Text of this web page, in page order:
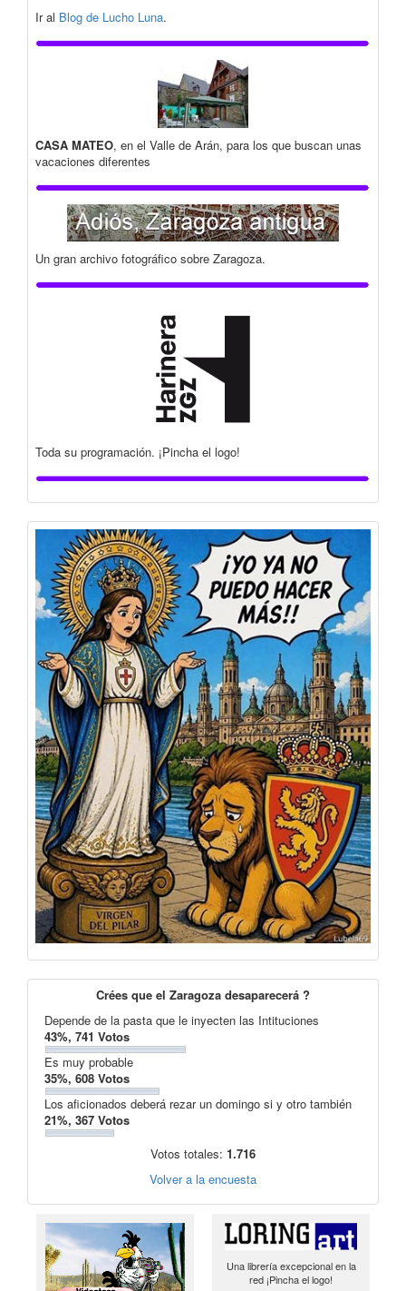
Ir al Blog de Lucho Luna.
CASA MATEO, en el Valle de Arán, para los que buscan unas
vacaciones diferentes
Un gran archivo fotográfico sobre Zaragoza.
Toda su programación. ¡Pincha el logo!
Crées que el Zaragoza desaparecerá ?
Depende de la pasta que le inyecten las Intituciones
43%, 741 Votos
Es muy probable
35%, 608 Votos
Los aficionados deberá rezar un domingo si y otro también
21%, 367 Votos
Votos totales: 1.716
Volver a la encuesta
Una librería excepcional en la
red ¡Pincha el logo!